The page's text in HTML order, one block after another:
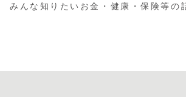
みんな知りたいお金・健康・保険等の